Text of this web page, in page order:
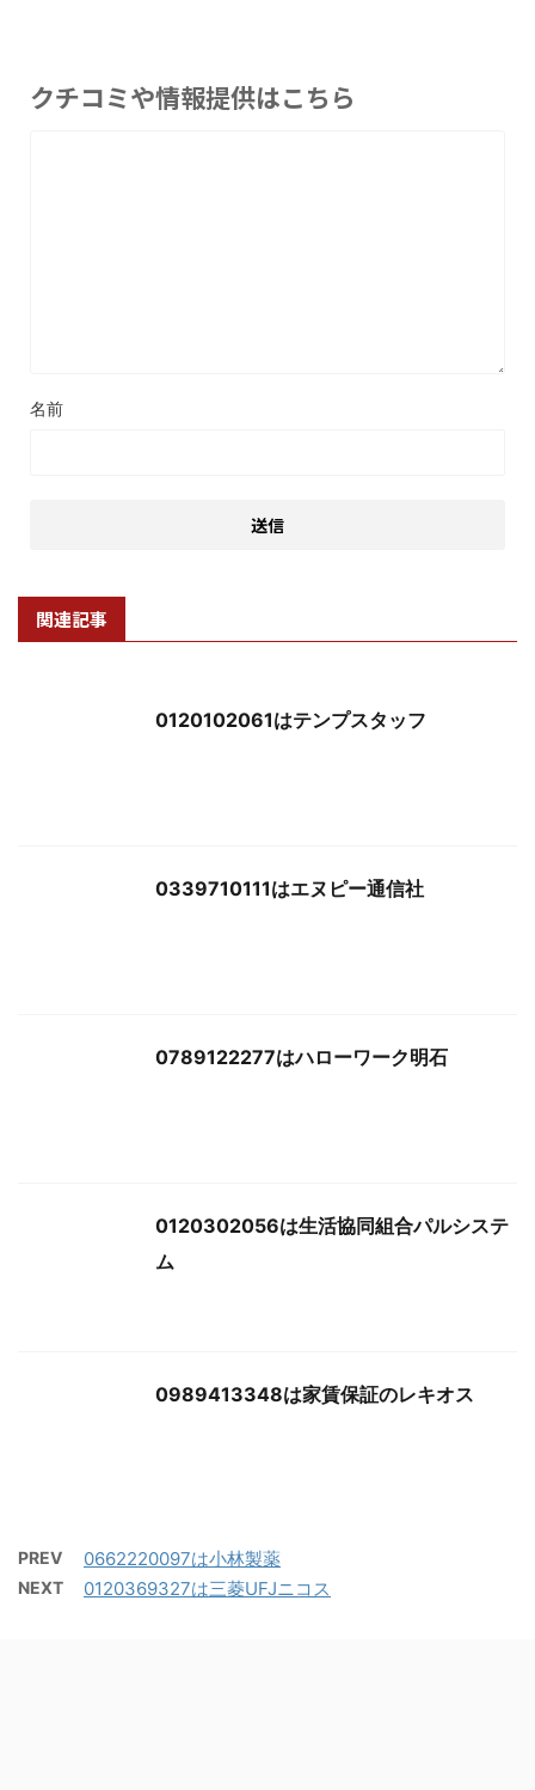
クチコミや情報提供はこちら
名前
関連記事
0120102061はテンプスタッフ
0339710111はエヌピー通信社
0789122277はハローワーク明石
0120302056は生活協同組合パルシステ
ム
0989413348は家賃保証のレキオス
PREV 0662220097は小林製薬
NEXT 0120369327は三菱UFJニコス